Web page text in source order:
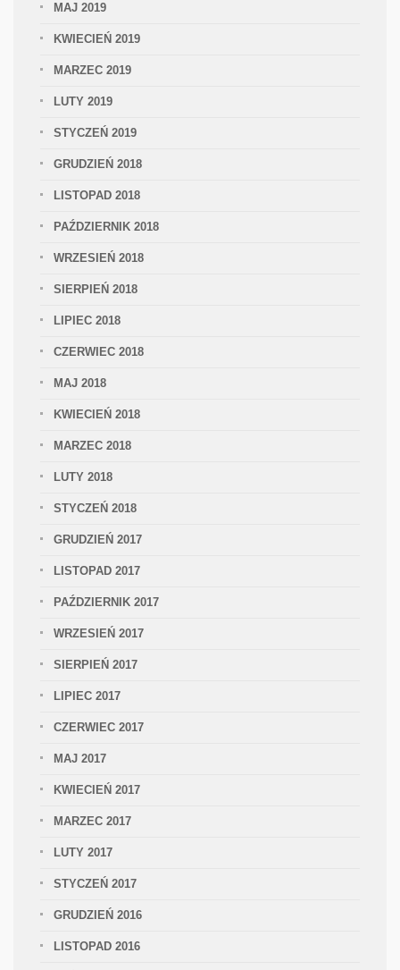
MAJ 2019
KWIECIEŃ 2019
MARZEC 2019
LUTY 2019
STYCZEŃ 2019
GRUDZIEŃ 2018
LISTOPAD 2018
PAŹDZIERNIK 2018
WRZESIEŃ 2018
SIERPIEŃ 2018
LIPIEC 2018
CZERWIEC 2018
MAJ 2018
KWIECIEŃ 2018
MARZEC 2018
LUTY 2018
STYCZEŃ 2018
GRUDZIEŃ 2017
LISTOPAD 2017
PAŹDZIERNIK 2017
WRZESIEŃ 2017
SIERPIEŃ 2017
LIPIEC 2017
CZERWIEC 2017
MAJ 2017
KWIECIEŃ 2017
MARZEC 2017
LUTY 2017
STYCZEŃ 2017
GRUDZIEŃ 2016
LISTOPAD 2016